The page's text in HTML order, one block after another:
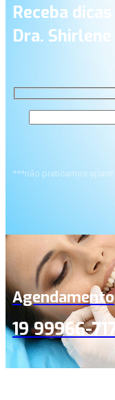
Receba dicas
Dra.
***não praticamos spam!
Agendamento
19 99966-